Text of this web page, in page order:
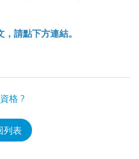
請點下方連結。
格 ?
列表